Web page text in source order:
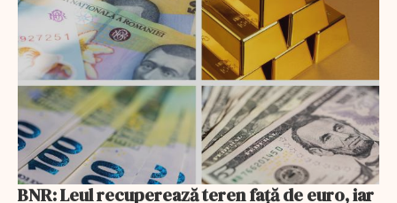
BNR: Leul recuperează teren faţă de euro, iar